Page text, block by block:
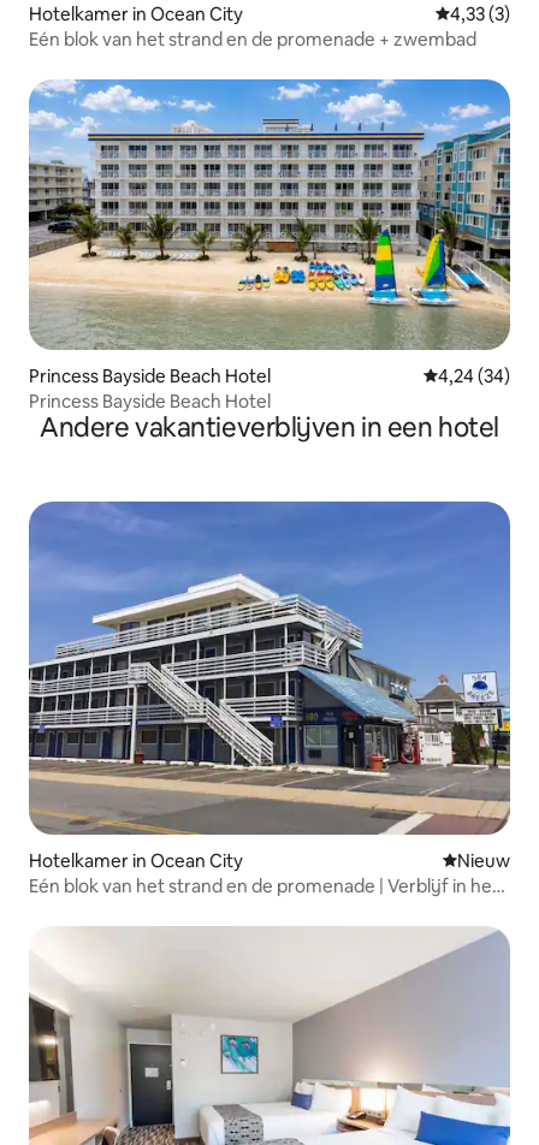
Hotelkamer in Ocean City
4,33 (3)
Eén blok van het strand en de promenade + zwembad
Princess Bayside Beach Hotel Gemiddelde
4,24 (34)
Princess Bayside Beach Hotel
Andere vakantieverblijven in een hotel
Hotelkamer in Ocean City Nieuwe
Nieuw
Eén blok van het strand en de promenade | Verblijf in het